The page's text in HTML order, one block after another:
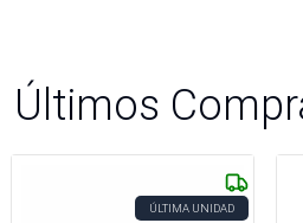
Últimos
ÚLTIMA UNIDAD